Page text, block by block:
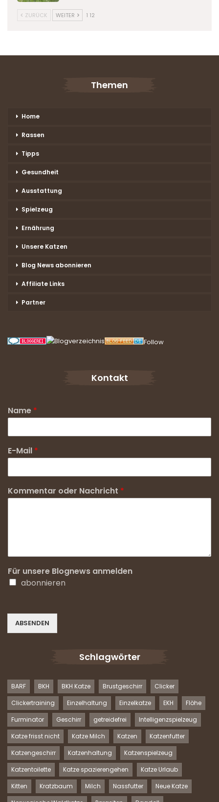
ZURÜCK WEITER 1 12
Themen
Home
Rassen
Tipps
Gesundheit
Ausstattung
Spielzeug
Ernährung
Unsere Katzen
Blog News abonnieren
Affiliate Links
Partner
Follow
Kontakt
Name *
E-Mail *
Kommentar oder Nachricht *
Für unsere Blognews anmelden
abonnieren
ABSENDEN
Schlagwörter
BARF BKH BKH Katze Brustgeschirr
Clicker
Clickertraining
Einzelhaltung Einzelkatze EKH
Flöhe
Furminator
Geschirr getreidefrei
Intelligenzspielzeug
Katze frisst nicht
Katze Milch Katzen
Katzenfutter
Katzengeschirr
Katzenhaltung
Katzenspielzeug
Katzentoilette
Katze spazierengehen
Katze Urlaub
Kitten
Kratzbaum Milch Nassfutter
Neue Katze